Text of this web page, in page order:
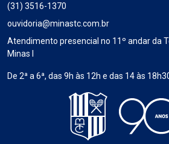
(31) 3516-1370
ouvidoria@minastc.com.br
Atendimento presencial no 11º andar da
Minas I
De 2ª a 6ª, das 9h às 12h e das 14 às